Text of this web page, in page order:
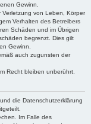
Gewinn.
von Leben, Körper
Verhalten des Betreibers
Schäden und im Übrigen
begrenzt. Dies gilt
Gewinn.
auch zugunsten der
Recht bleiben unberührt.
die Datenschutzerklärung
Im Falle des